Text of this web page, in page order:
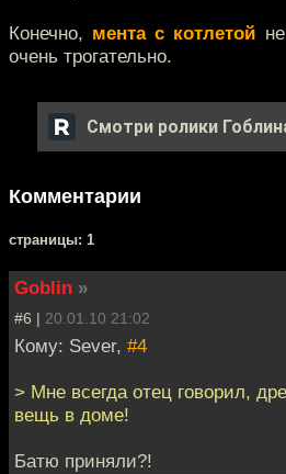
Конечно, мента с котлетой
очень трогательно.
Смотри ролики
Комментарии
cтраницы: 1
Goblin »
#6 | 20.01.10 21:02
Кому: Sever, #4
> Мне всегда отец говорил,
вещь в доме!
Батю приняли?!